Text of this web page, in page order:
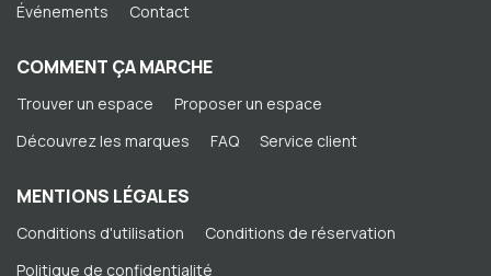
Événements
Contact
COMMENT ÇA MARCHE
Trouver un espace
Proposer un espace
Découvrez les marques
FAQ Service client
MENTIONS LÉGALES
Conditions d'utilisation
Conditions de réservation
Politique de confidentialité